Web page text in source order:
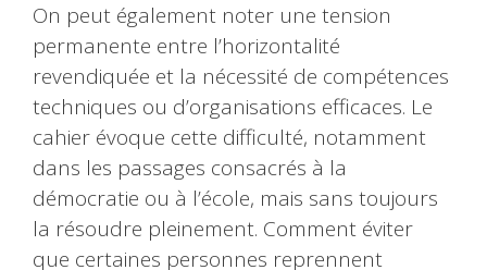
On peut également noter une tension
permanente entre l’horizontalité
revendiquée et la nécessité de compétences
techniques ou d’organisations efficaces. Le
cahier évoque cette difficulté, notamment
dans les passages consacrés à la
démocratie ou à l’école, mais sans toujours
la résoudre pleinement. Comment éviter
que certaines personnes reprennent